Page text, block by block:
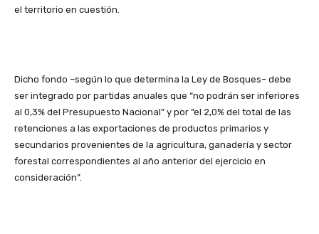
el territorio en cuestión.
Dicho fondo –según lo que determina la Ley de Bosques– debe
ser integrado por partidas anuales que “no podrán ser inferiores
al 0,3% del Presupuesto Nacional” y por “el 2,0% del total de las
retenciones a las exportaciones de productos primarios y
secundarios provenientes de la agricultura, ganadería y sector
forestal correspondientes al año anterior del ejercicio en
consideración”.